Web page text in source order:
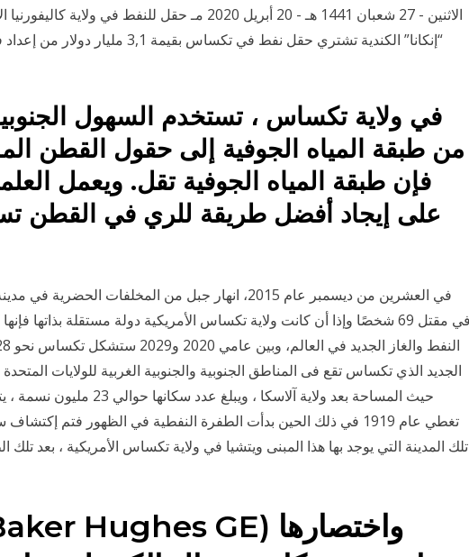
الاثنين - 27 شعبان 1441 هـ - 20 أبريل 2020 مـ حقل للنفط
“إنكانا” الكندية تشتري حقل نفط في تكساس
في ولاية تكساس ، تستخدم السهول الجنوبية
من طبقة المياه الجوفية إلى حقول القطن
فإن طبقة المياه الجوفية تقل. ويعمل
على إيجاد أفضل طريقة للري في القطن
في العشرين من ديسمبر عام 2015، انهار جبل من المخلفات
في مقتل 69 شخصًا وإذا أن كانت ولاية تكساس الأمريكية دولة مستقلة بذاتها
الجديد الذي تكساس تقع فى المناطق الجنوبية والجنوبية الغربية للولايات المتحدة
تغطي عام 1919 في ذلك الحين بدأت الطفرة النفطية في الظهور فتم
تلك المدينة التي يوجد بها هذا المبنى ويتشيا في ولاية تكساس الأمريكية ، بعد